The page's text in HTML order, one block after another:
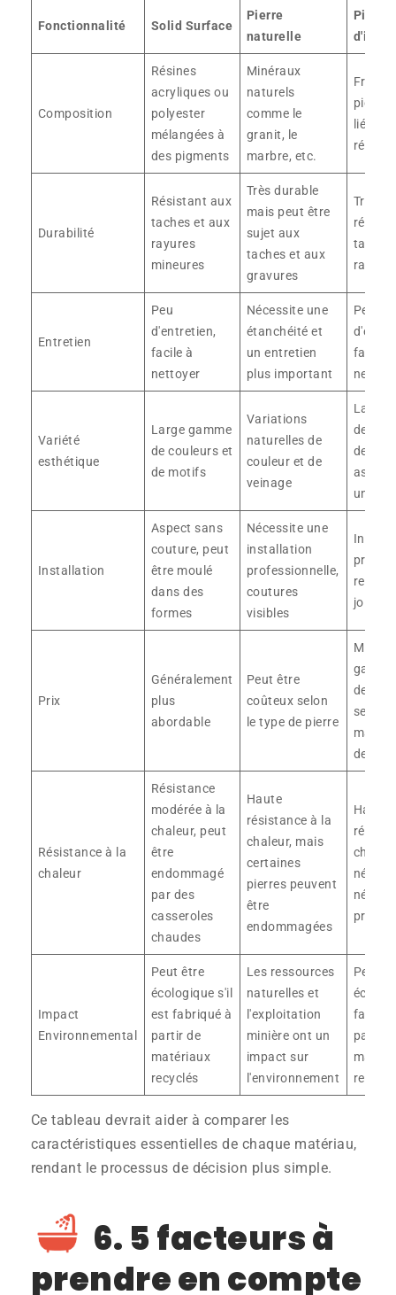
Fonctionnalité Solid Surface
Pierre
naturelle
Pierre
Composition
Résines
acryliques ou
polyester
mélangées à
des pigments
Minéraux
naturels
comme le
granit, le
marbre, etc.
pierre
liés
résine
Durabilité
Résistant aux
taches et aux
rayures
mineures
Très durable
mais peut être
sujet aux
taches et aux
gravures
Très
taches
Entretien
Peu
d'entretien,
facile à
nettoyer
Nécessite une
étanchéité et
un entretien
plus important
Peu
facile à
Variété
esthétique
Large gamme
de couleurs et
de motifs
Variations
naturelles de
couleur et de
veinage
Large
de
de
aspect
Installation
Aspect sans
couture, peut
être moulé
dans des
formes
Nécessite une
installation
professionnelle,
coutures
visibles
joints
Prix
Généralement
plus
abordable
Peut être
coûteux selon
le type de pierre
Milieu
de
selon
design
Résistance à la
chaleur
Résistance
modérée à la
chaleur, peut
être
endommagé
par des
casseroles
chaudes
Haute
résistance à la
chaleur, mais
certaines
pierres peuvent
être
endommagées
Haute
Impact
Environnemental
Peut être
écologique s'il
est fabriqué à
partir de
matériaux
recyclés
Les ressources
naturelles et
l'exploitation
minière ont un
impact sur
l'environnement
Peut
partir
Ce tableau devrait aider à comparer les
caractéristiques essentielles de chaque matériau,
rendant le processus de décision plus simple.
6. 5 facteurs à
prendre en compte